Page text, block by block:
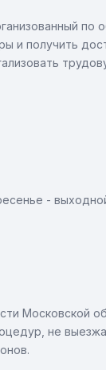
по
и получить
-
Московской
не